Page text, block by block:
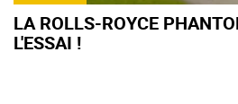
LA ROLLS-ROYCE
L'ESSAI !